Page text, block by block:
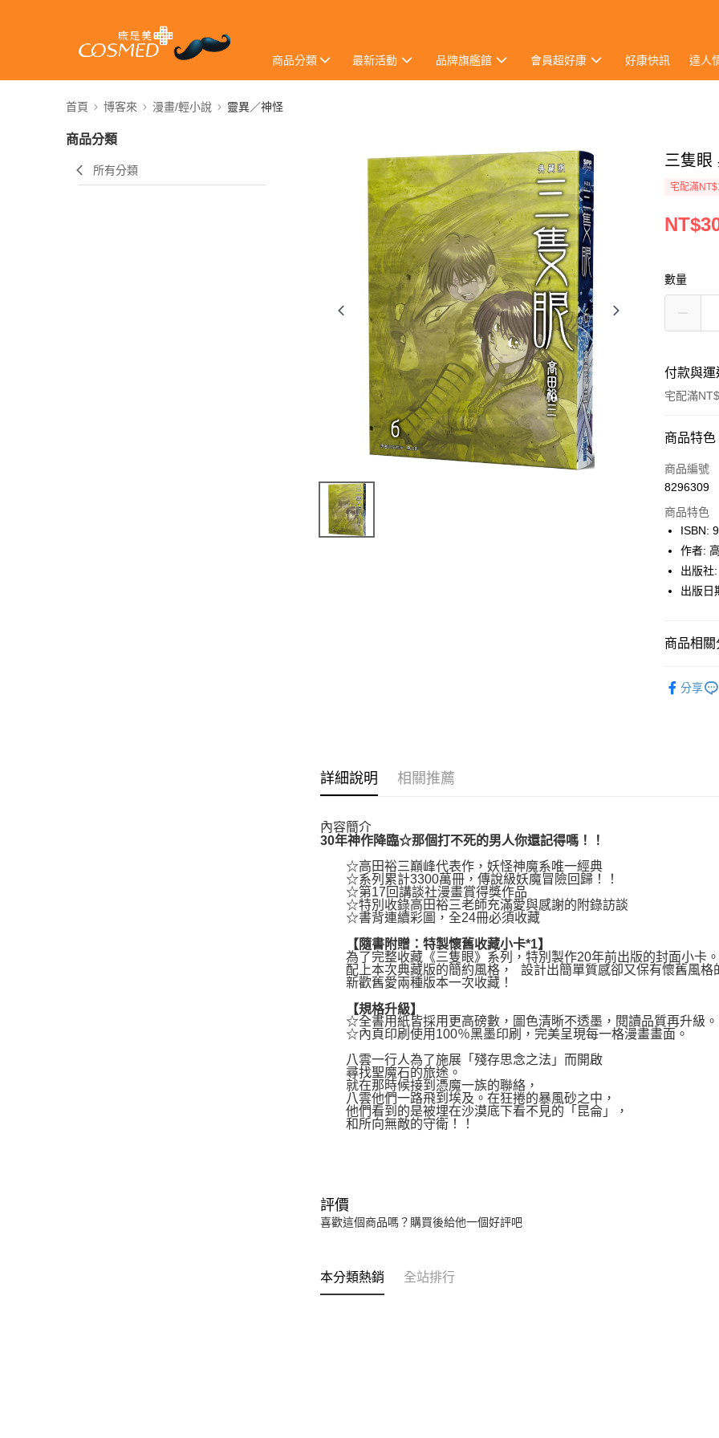
商品分類 最新活動 品牌旗艦館 會員超好康 好康快訊 達人
首頁 博客來 漫畫/輕小說 靈異／神怪
商品分類
所有分類
三隻眼
宅配滿
數量
付款與運
宅配滿
付款方式
icash Pay
數位禮券
LINE Pay
Apple Pay
悠遊付
商品特色
商品編號
8296309
商品特色
ISBN:
作者:
出版社
出版日
商品相關
分享
詳細說明 相關推薦
內容簡介
30年神作降臨☆那個打不死的男人你還記得嗎！！
☆高田裕三巔峰代表作，妖怪神魔系唯一經典
☆系列累計3300萬冊，傳說級妖魔冒險回歸！！
☆第17回講談社漫畫賞得獎作品
☆特別收錄高田裕三老師充滿愛與感謝的附錄訪談
☆書背連續彩圖，全24冊必須收藏
【隨書附贈：特製懷舊收藏小卡*1】
為了完整收藏《三隻眼》系列，特別製作20年前出版的封面小卡。
配上本次典藏版的簡約風格， 設計出簡單質感卻又保有懷舊風格
新歡舊愛兩種版本一次收藏！
【規格升級】
☆全書用紙皆採用更高磅數，圖色清晰不透墨，閱讀品質再升級。
☆內頁印刷使用100％黑墨印刷，完美呈現每一格漫畫畫面。
八雲一行人為了施展「殘存思念之法」而開啟
尋找聖魔石的旅途。
就在那時候接到憑魔一族的聯絡，
八雲他們一路飛到埃及。在狂捲的暴風砂之中，
他們看到的是被埋在沙漠底下看不見的「昆侖」，
和所向無敵的守衛！！
評價
喜歡這個商品嗎？購買後給他一個好評吧
本分類熱銷 全站排行